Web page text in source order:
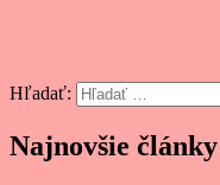
Hľadať:
Najnovšie články